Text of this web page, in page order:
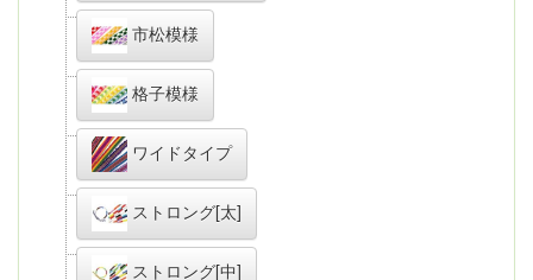
市松模様
格子模様
ワイドタイプ
ストロング[太]
ストロング[中]